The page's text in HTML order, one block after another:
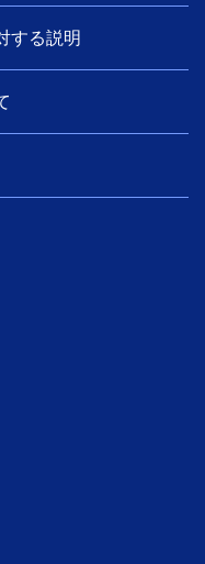
する説明